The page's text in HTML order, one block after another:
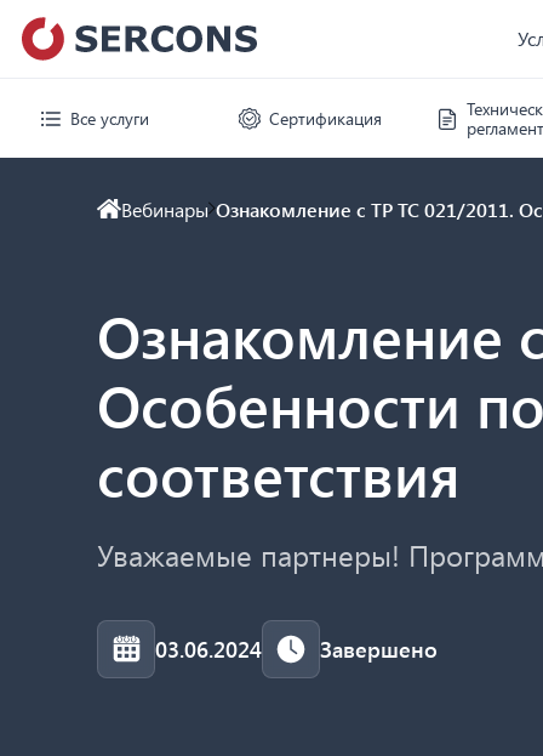
Все услуги Сертификация
Вебинары Ознакомление с ТР ТС 021/2011.
Ознакомление
Особенности
соответствия
Уважаемые партнеры!
03.06.2024 Завершено